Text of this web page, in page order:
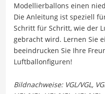
Modellierballons einen
Die Anleitung ist speziell
Schritt für Schritt, wie der
gebracht wird. Lernen Sie
beeindrucken Sie Ihre
Luftballonfiguren!